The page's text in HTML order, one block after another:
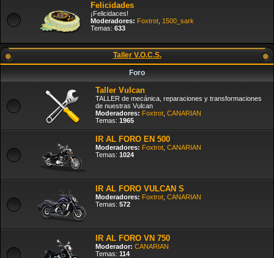
Felicidades
¡Felicidaces!
Moderadores: Foxtrot 1500_sark
Temas: 633
Taller V.O.C.S.
Foro
Taller Vulcan
TALLER de mecánica, reparaciones y transformaciones
de nuestras Vulcan
Moderadores: Foxtrot CANARIAN
Temas: 1965
IR AL FORO EN 500
Moderadores: Foxtrot CANARIAN
Temas: 1024
IR AL FORO VULCAN S
Moderadores: Foxtrot CANARIAN
Temas: 572
IR AL FORO VN 750
Moderador: CANARIAN
Temas: 114